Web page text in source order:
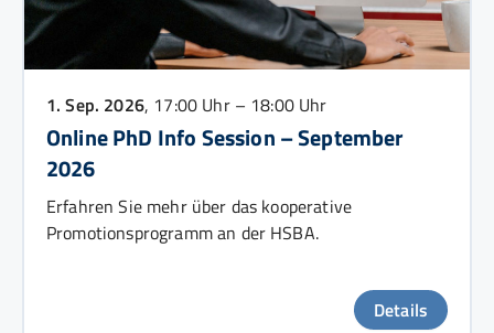
1. Sep. 2026, 17:00 Uhr – 18:00 Uhr
Online PhD Info Session – September
2026
Erfahren Sie mehr über das kooperative
Promotionsprogramm an der HSBA.
Details